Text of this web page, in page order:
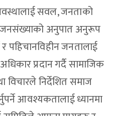
सवल, जनताको
जनसंख्याको अनुपात अनुरूप
र पहिचानविहीन जनतालाई
प्रदान गर्दै सामाजिक
विचारले निर्देशित समाज
आवश्यकतालाई ध्यानमा